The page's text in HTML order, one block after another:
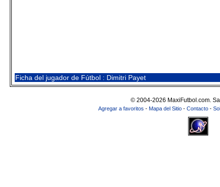
Ficha del jugador de Fútbol : Dimitri Payet
© 2004-2026 MaxiFutbol.com.
Agregar a favoritos - Mapa del Sitio - Contacto -